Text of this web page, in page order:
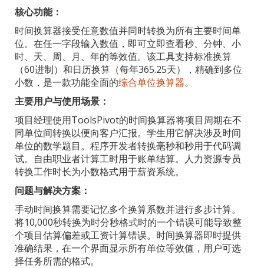
核心功能：
时间换算器接受任意数值并同时转换为所有主要时间单
位。在任一字段输入数值，即可立即查看秒、分钟、小
时、天、周、月、年的等效值。该工具支持标准换算
（60进制）和日历换算（每年365.25天），精确到多位
小数，是一款功能全面的综合单位换算器。
主要用户与使用场景：
项目经理使用ToolsPivot的时间换算器将项目周期在不
同单位间转换以便向客户汇报。学生用它解决涉及时间
单位的数学题目。程序开发者转换毫秒和秒用于代码调
试。自由职业者计算工时用于账单结算。人力资源专员
转换工作时长为小数格式用于薪资系统。
问题与解决方案：
手动时间换算需要记忆多个换算系数并进行多步计算。
将10,000秒转换为时分秒格式时的一个错误可能导致整
个项目估算偏差或工资计算错误。时间换算器即时提供
准确结果，在一个界面显示所有单位等效值，用户可选
择任务所需的格式。